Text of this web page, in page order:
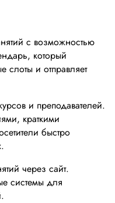
с возможностью
который
слоты и отправляет
и преподавателей.
краткими
быстро
через сайт.
системы для